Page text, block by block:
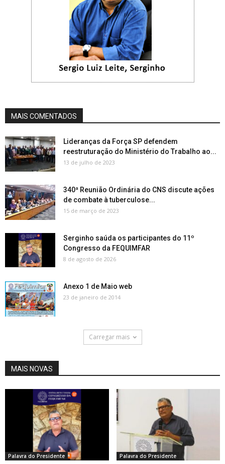
MAIS COMENTADOS
Lideranças da Força SP defendem
reestruturação do Ministério do Trabalho ao...
13 de julho de 2023
340ª Reunião Ordinária do CNS discute ações
de combate à tuberculose...
15 de março de 2023
Serginho saúda os participantes do 11º
Congresso da FEQUIMFAR
8 de agosto de 2026
Anexo 1 de Maio web
23 de janeiro de 2014
Carregar mais
MAIS NOVAS
Palavra do Presidente Palavra do Presidente